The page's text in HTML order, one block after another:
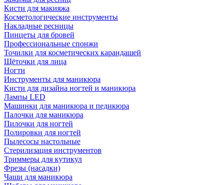
Кисти для макияжа
Косметологические инструменты
Накладные ресницы
Пинцеты для бровей
Профессиональные спонжи
Точилки для косметических карандашей
Щёточки для лица
Ногти
Инструменты для маникюра
Кисти для дизайна ногтей и маникюра
Лампы LED
Машинки для маникюра и педикюра
Палочки для маникюра
Пилочки для ногтей
Полировки для ногтей
Пылесосы настольные
Стерилизация инструментов
Триммеры для кутикул
Фрезы (насадки)
Чаши для маникюра